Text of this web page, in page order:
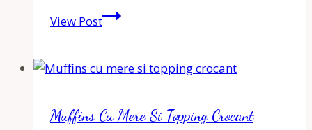
View PostMuffins
si
Muffins Cu Mere Si Topping Crocant